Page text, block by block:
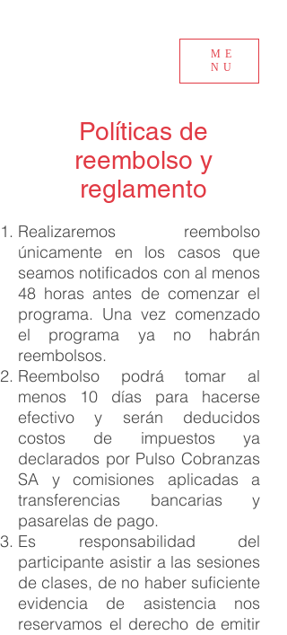
ME
NU
Políticas de
reembolso y
reglamento
Realizaremos reembolso
únicamente en los casos que
seamos notificados con al menos
48 horas antes de comenzar el
programa. Una vez comenzado
el programa ya no habrán
reembolsos.​
Reembolso podrá tomar al
menos 10 días para hacerse
efectivo y serán deducidos
costos de impuestos ya
declarados por Pulso Cobranzas
SA y comisiones aplicadas a
transferencias bancarias y
pasarelas de pago.
Es responsabilidad del
participante asistir a las sesiones
de clases, de no haber suficiente
evidencia de asistencia nos
reservamos el derecho de emitir